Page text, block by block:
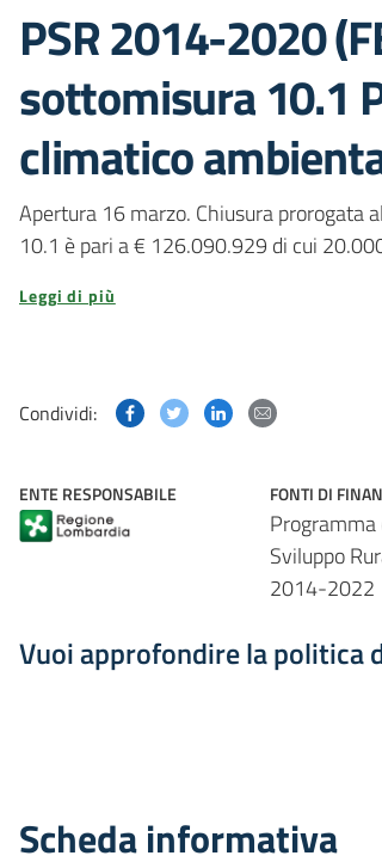
PSR 2014-2020
sottomisura 10.1
climatico
Apertura 16 marzo. Chiusura prorogata
10.1 è pari a € 126.090.929 di cui
Leggi di più
Condividi: Condividi questa pagina su
Condividi questa
Condividi
ENTE RESPONSABILE FONTI DI
Programma
Sviluppo
2014-2022
Vuoi approfondire la politica
Scheda informativa